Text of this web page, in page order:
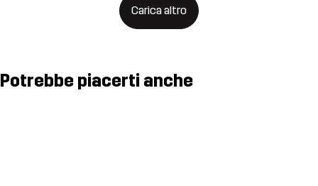
Carica altro
Potrebbe piacerti anche